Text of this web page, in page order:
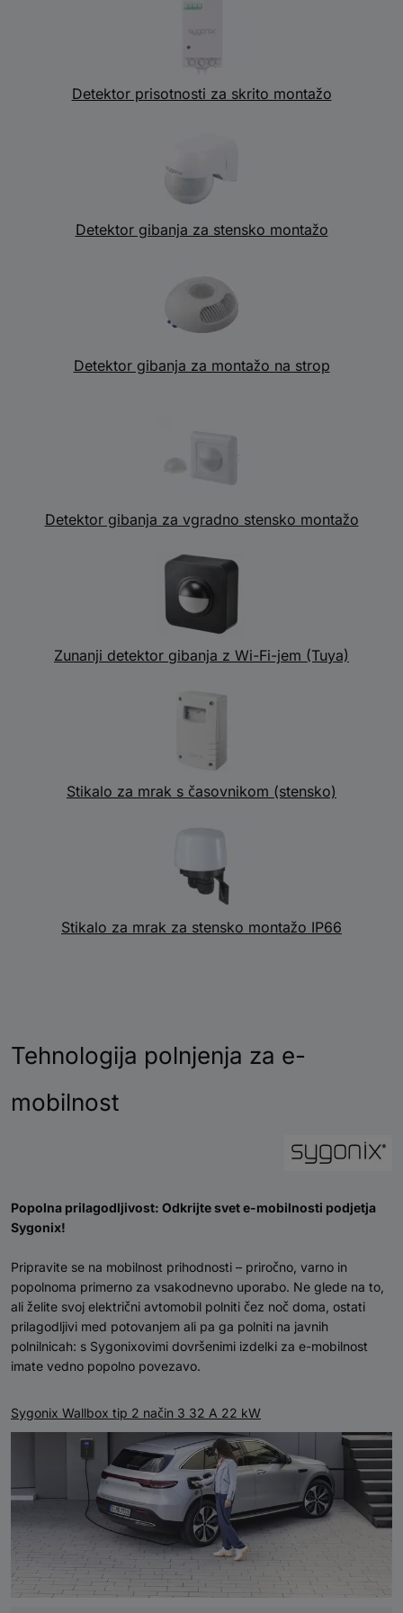
Detektor prisotnosti za skrito montažo
Detektor gibanja za stensko montažo
Detektor gibanja za montažo na strop
Detektor gibanja za vgradno stensko montažo
Zunanji detektor gibanja z Wi-Fi-jem (Tuya)
Stikalo za mrak s časovnikom (stensko)
Stikalo za mrak za stensko montažo IP66
Tehnologija polnjenja za e-
mobilnost
Popolna prilagodljivost: Odkrijte svet e-mobilnosti podjetja
Sygonix!
Pripravite se na mobilnost prihodnosti – priročno, varno in
popolnoma primerno za vsakodnevno uporabo. Ne glede na to,
ali želite svoj električni avtomobil polniti čez noč doma, ostati
prilagodljivi med potovanjem ali pa ga polniti na javnih
polnilnicah: s Sygonixovimi dovršenimi izdelki za e-mobilnost
imate vedno popolno povezavo.
Sygonix Wallbox tip 2 način 3 32 A 22 kW